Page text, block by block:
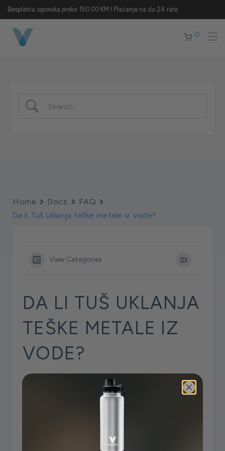
Besplatna isporuka preko 150.00 KM I Plaćanje na do 24 rate
0
Home Docs
FAQ
Da li Tuš uklanja teške metale iz vode?
View Categories
DA LI TUŠ UKLANJA
TEŠKE METALE IZ
VODE?
Proces kojim bi se teški metali uklonili iz